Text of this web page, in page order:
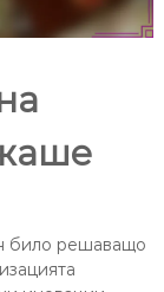
било решаващо